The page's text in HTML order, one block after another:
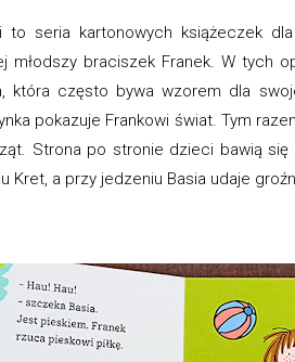
to seria kartonowych książeczek
młodszy braciszek Franek. W tych
która często bywa wzorem dla
pokazuje Frankowi świat. Tym
Strona po stronie dzieci bawią
Kret, a przy jedzeniu Basia udaje